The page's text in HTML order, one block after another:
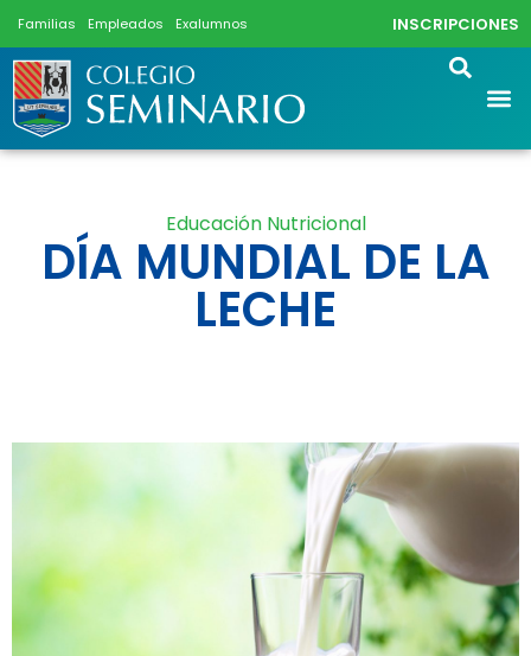
Familias Empleados Exalumnos INSCRIPCIONES
Educación Nutricional
DÍA MUNDIAL DE LA
LECHE